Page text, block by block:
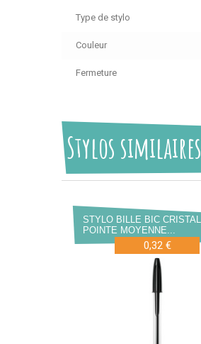
Type de stylo
Couleur
Fermeture
Stylos similaires
STYLO BILLE BIC CRISTAL
POINTE MOYENNE...
0,32 €